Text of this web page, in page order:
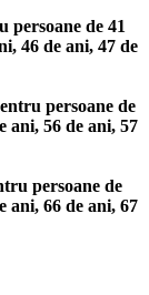
persoane de 41
46 de ani, 47 de
persoane de
ani, 56 de ani, 57
persoane de
ani, 66 de ani, 67